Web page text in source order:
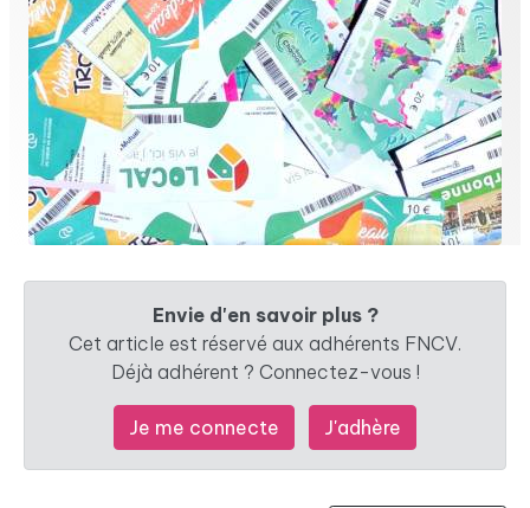
Envie d'en savoir plus ?
Cet article est réservé aux adhérents FNCV.
Déjà adhérent ? Connectez-vous !
Je me connecte J'adhère